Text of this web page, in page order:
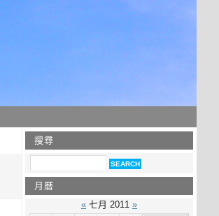
搜尋
月曆
« 七月 2011 »